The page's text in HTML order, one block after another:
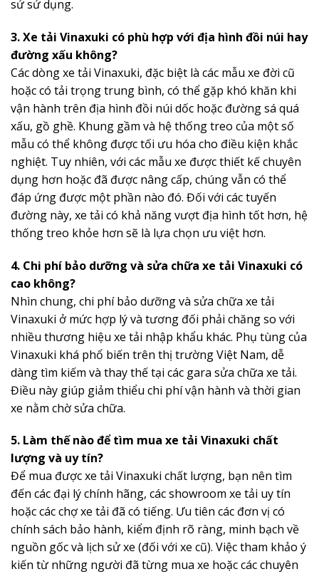
sử sử dụng.
3. Xe tải Vinaxuki có phù hợp với địa hình đồi núi hay
đường xấu không?
Các dòng xe tải Vinaxuki, đặc biệt là các mẫu xe đời cũ
hoặc có tải trọng trung bình, có thể gặp khó khăn khi
vận hành trên địa hình đồi núi dốc hoặc đường sá quá
xấu, gồ ghề. Khung gầm và hệ thống treo của một số
mẫu có thể không được tối ưu hóa cho điều kiện khắc
nghiệt. Tuy nhiên, với các mẫu xe được thiết kế chuyên
dụng hơn hoặc đã được nâng cấp, chúng vẫn có thể
đáp ứng được một phần nào đó. Đối với các tuyến
đường này, xe tải có khả năng vượt địa hình tốt hơn, hệ
thống treo khỏe hơn sẽ là lựa chọn ưu việt hơn.
4. Chi phí bảo dưỡng và sửa chữa xe tải Vinaxuki có
cao không?
Nhìn chung, chi phí bảo dưỡng và sửa chữa xe tải
Vinaxuki ở mức hợp lý và tương đối phải chăng so với
nhiều thương hiệu xe tải nhập khẩu khác. Phụ tùng của
Vinaxuki khá phổ biến trên thị trường Việt Nam, dễ
dàng tìm kiếm và thay thế tại các gara sửa chữa xe tải.
Điều này giúp giảm thiểu chi phí vận hành và thời gian
xe nằm chờ sửa chữa.
5. Làm thế nào để tìm mua xe tải Vinaxuki chất
lượng và uy tín?
Để mua được xe tải Vinaxuki chất lượng, bạn nên tìm
đến các đại lý chính hãng, các showroom xe tải uy tín
hoặc các chợ xe tải đã có tiếng. Ưu tiên các đơn vị có
chính sách bảo hành, kiểm định rõ ràng, minh bạch về
nguồn gốc và lịch sử xe (đối với xe cũ). Việc tham khảo ý
kiến từ những người đã từng mua xe hoặc các chuyên